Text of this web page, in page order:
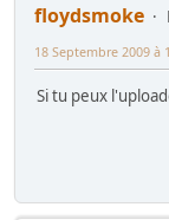
floydsmoke
18 Septembre 2009 à
Si tu peux